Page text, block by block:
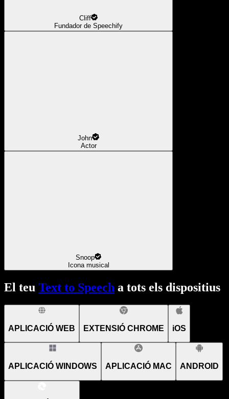
Cliff
Fundador de Speechify
John
Actor
Snoop
Icona musical
El teu Text to Speech a tots els dispositius
APLICACIÓ WEB EXTENSIÓ CHROME iOS
APLICACIÓ WINDOWS APLICACIÓ MAC ANDROID